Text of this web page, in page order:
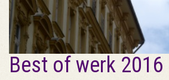
Best of werk 2016